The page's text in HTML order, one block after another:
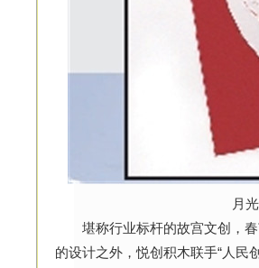
月
堪称行业标杆的故宫文创，春
的设计之外，悦创积木联手“人民